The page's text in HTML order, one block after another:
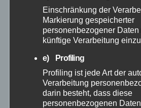
Dezember 2024
November 2024
Oktober 2024
September 2024
Einschränkung der
Markierung gespeicherter
personenbezogener
künftige Verarbeitung
e) Profiling
Profiling ist jede Art der
Verarbeitung
darin besteht, dass diese
personenbezogenen